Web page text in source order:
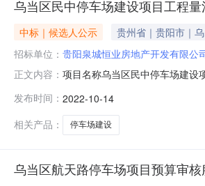
乌当区民中停车场建设项目工程
中标｜候选人公示
贵州省｜贵阳市｜
招标单位： 贵阳泉城恒业房地产开发有限公
正文内容： 项目名称乌当区民中停车场建设
设计有限公司下浮率30%乌当区
争性磋
发布时间： 2022-10-14
相关产品：
停车场建设
乌当区航天路停车场项目预算审